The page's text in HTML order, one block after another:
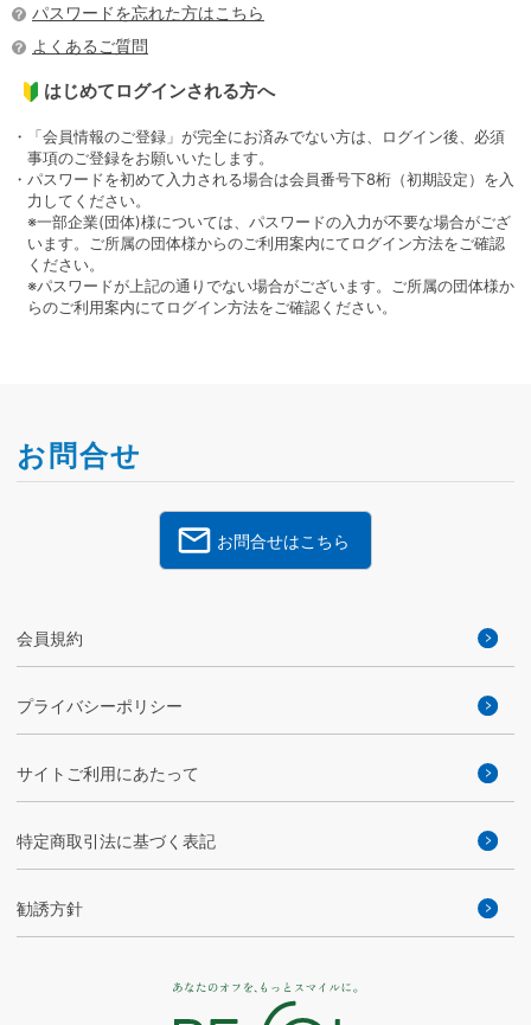
パスワードを忘れた方はこちら
よくあるご質問
はじめてログインされる方へ
・「会員情報のご登録」が完全にお済みでない方は、ログイン後、必須
事項のご登録をお願いいたします。
・パスワードを初めて入力される場合は会員番号下8桁（初期設定）を入
力してください。
※一部企業(団体)様については、パスワードの入力が不要な場合がござ
います。ご所属の団体様からのご利用案内にてログイン方法をご確認
ください。
※パスワードが上記の通りでない場合がございます。ご所属の団体様か
らのご利用案内にてログイン方法をご確認ください。
お問合せ
お問合せはこちら
会員規約
プライバシーポリシー
サイトご利用にあたって
特定商取引法に基づく表記
勧誘方針